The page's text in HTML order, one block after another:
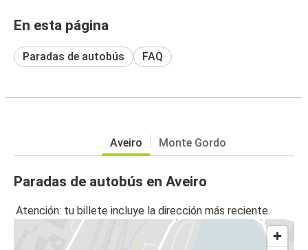
En esta página
Paradas de autobús FAQ
Aveiro Monte Gordo
Paradas de autobús en Aveiro
Atención: tu billete incluye la dirección más reciente.